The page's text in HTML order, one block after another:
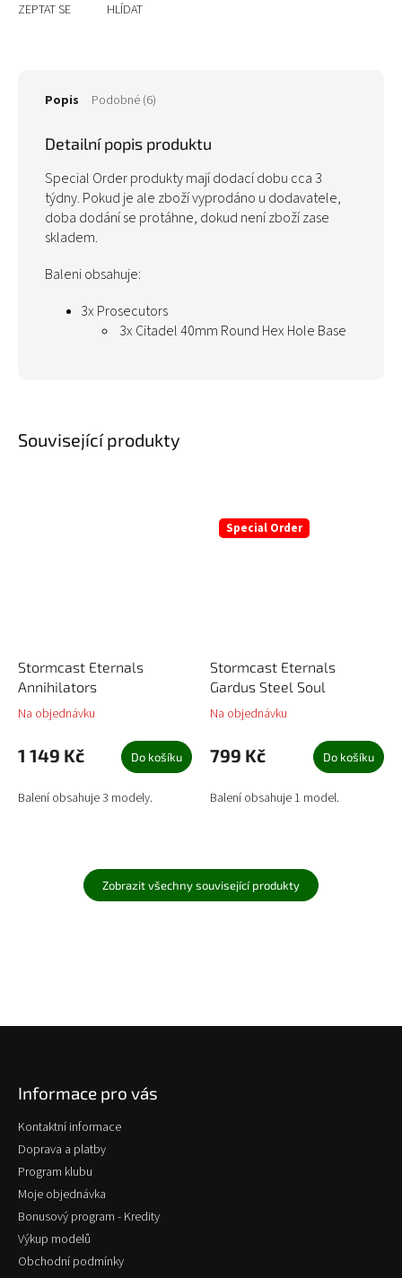
ZEPTAT SE HLÍDAT
Související produkty
Stormcast Eternals
Annihilators
Na objednávku
1 149 Kč Do košíku
Balení obsahuje 3 modely.
Special Order
Stormcast Eternals
Gardus Steel Soul
Na objednávku
799 Kč Do košíku
Balení obsahuje 1 model.
Zobrazit všechny související produkty
Popis Podobné (6)
Detailní popis produktu
Special Order produkty mají dodací dobu cca 3
týdny. Pokud je ale zboží vyprodáno u dodavatele,
doba dodání se protáhne, dokud není zboží zase
skladem.
Baleni obsahuje:
3x Prosecutors
3x Citadel 40mm Round Hex Hole Base
Informace pro vás
Kontaktní informace
Doprava a platby
Program klubu
Moje objednávka
Bonusový program - Kredity
Výkup modelů
Obchodní podmínky